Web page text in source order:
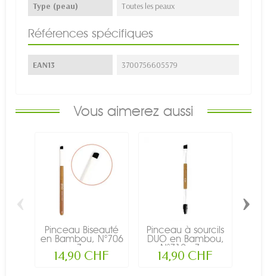
Type (peau) Toutes les peaux
Références spécifiques
EAN13 3700756605579
Vous aimerez aussi
Pinceau Biseauté
en Bambou, N°706
- Zao
14,90 CHF
Pinceau à sourcils
DUO en Bambou,
N°712 - Zao
14,90 CHF
‹ ›